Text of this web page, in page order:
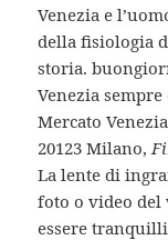
Venezia e
della fisiologia
storia.
Venezia
Mercato
20123 Milano,
La lente di
foto o video del
essere